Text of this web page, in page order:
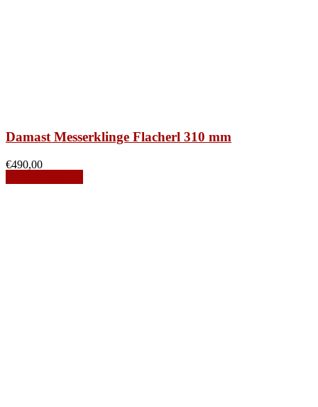
Damast Messerklinge Flacherl 310 mm
€490,00